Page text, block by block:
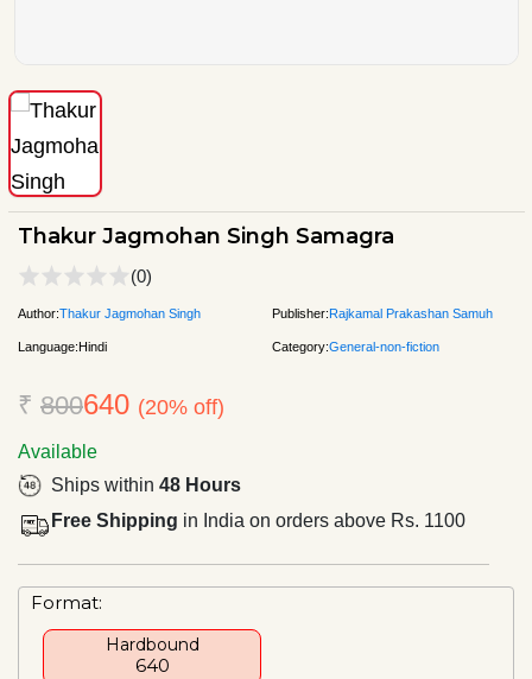
Thakur Jagmohan Singh Samagra
(0)
Author:Thakur Jagmohan Singh Publisher:Rajkamal Prakashan Samuh
Language:Hindi Category:General-non-fiction
₹ 800640 (20% off)
Available
Ships within 48 Hours
Free Shipping in India on orders above Rs. 1100
Format:
Hardbound
₹640